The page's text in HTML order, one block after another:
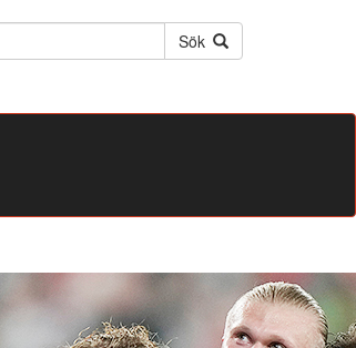
Sök